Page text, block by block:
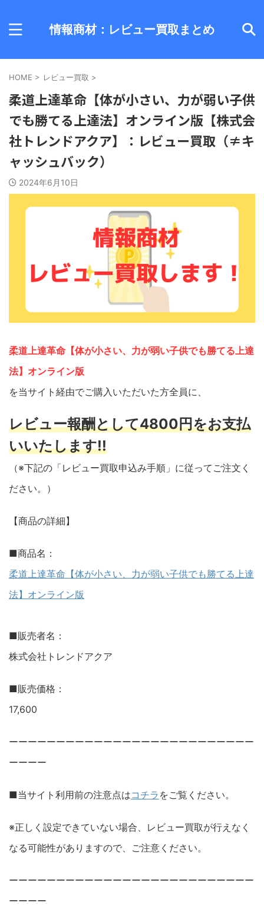
情報商材：レビュー買取まとめ
HOME > レビュー買取 >
柔道上達革命【体が小さい、力が弱い子供
でも勝てる上達法】オンライン版【株式会
社トレンドアクア】：レビュー買取（≠キ
ャッシュバック）
2024年6月10日
柔道上達革命【体が小さい、力が弱い子供でも勝てる上達
法】オンライン版
を当サイト経由でご購入いただいた方全員に、
レビュー報酬として4800円をお支払
いいたします!!
（※下記の「レビュー買取申込み手順」に従ってご注文く
ださい。）
【商品の詳細】
■商品名：
柔道上達革命【体が小さい、力が弱い子供でも勝てる上達
法】オンライン版
■販売者名：
株式会社トレンドアクア
■販売価格：
17,600
ーーーーーーーーーーーーーーーーーーーーーーーーーー
ーーーー
■当サイト利用前の注意点はコチラ をご覧ください。
※正しく設定できていない場合、レビュー買取が行えなく
なる可能性がありますので、ご注意ください。
ーーーーーーーーーーーーーーーーーーーーーーーーーー
ーーーー